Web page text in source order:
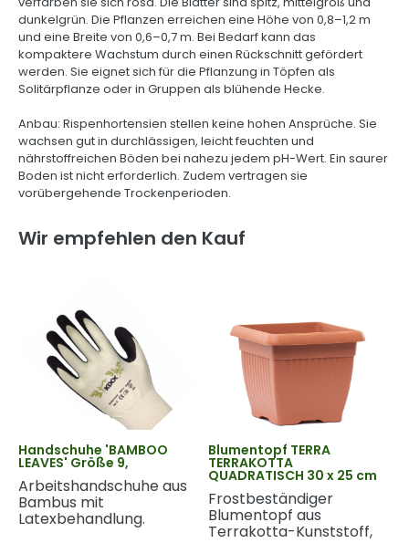
dunkelgrün. Die Pflanzen erreichen eine Höhe von 0,8–1,2 m
und eine Breite von 0,6–0,7 m. Bei Bedarf kann das
kompaktere Wachstum durch einen Rückschnitt gefördert
werden. Sie eignet sich für die Pflanzung in Töpfen als
Solitärpflanze oder in Gruppen als blühende Hecke.
Anbau: Rispenhortensien stellen keine hohen Ansprüche. Sie
wachsen gut in durchlässigen, leicht feuchten und
nährstoffreichen Böden bei nahezu jedem pH-Wert. Ein saurer
Boden ist nicht erforderlich. Zudem vertragen sie
vorübergehende Trockenperioden.
Wir empfehlen den Kauf
Handschuhe 'BAMBOO
LEAVES' Größe 9,
Arbeitshandschuhe aus
Bambus mit
Latexbehandlung.
Blumentopf TERRA
TERRAKOTTA
QUADRATISCH 30 x 25 cm
Frostbeständiger
Blumentopf aus
Terrakotta-Kunststoff,